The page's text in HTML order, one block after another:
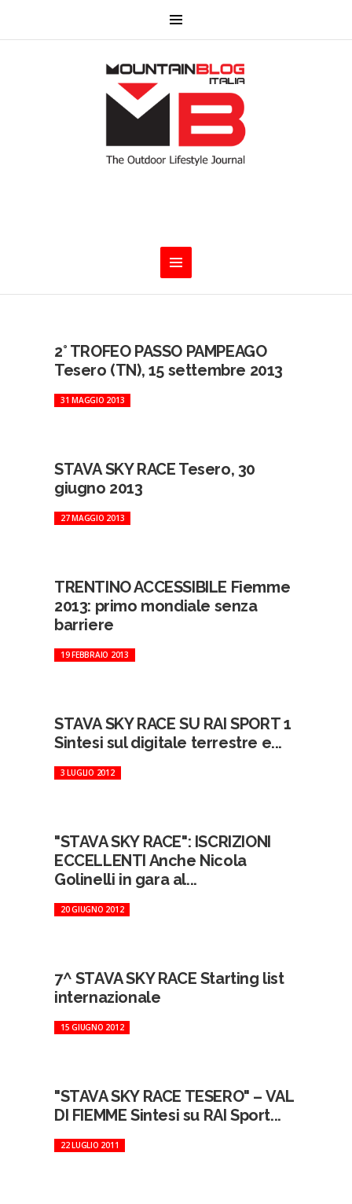
2° TROFEO PASSO PAMPEAGO
Tesero (TN), 15 settembre 2013
31 MAGGIO 2013
STAVA SKY RACE Tesero, 30
giugno 2013
27 MAGGIO 2013
TRENTINO ACCESSIBILE Fiemme
2013: primo mondiale senza
barriere
19 FEBBRAIO 2013
STAVA SKY RACE SU RAI SPORT 1
Sintesi sul digitale terrestre e...
3 LUGLIO 2012
"STAVA SKY RACE": ISCRIZIONI
ECCELLENTI Anche Nicola
Golinelli in gara al...
20 GIUGNO 2012
7^ STAVA SKY RACE Starting list
internazionale
15 GIUGNO 2012
"STAVA SKY RACE TESERO" – VAL
DI FIEMME Sintesi su RAI Sport...
22 LUGLIO 2011